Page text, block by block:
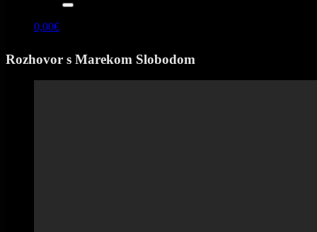
0,00€
Rozhovor s Marekom Slobodom